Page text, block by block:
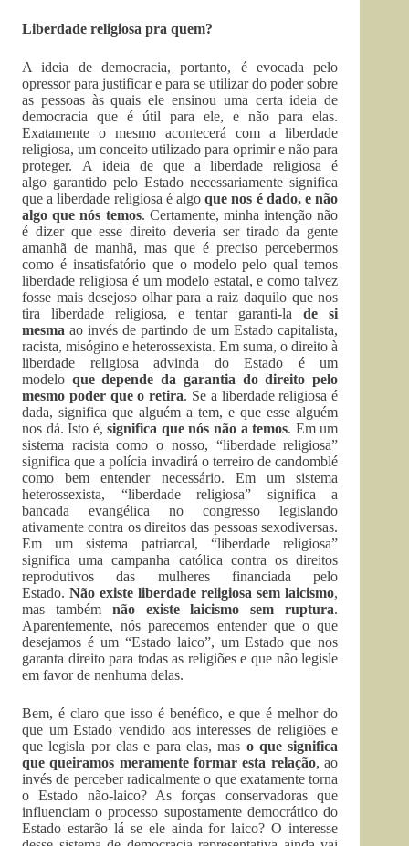
Liberdade religiosa pra quem?
A ideia de democracia, portanto, é evocada pelo
opressor para justificar e para se utilizar do poder sobre
as pessoas às quais ele ensinou uma certa ideia de
democracia que é útil para ele, e não para elas.
Exatamente o mesmo acontecerá com a liberdade
religiosa, um conceito utilizado para oprimir e não para
proteger. A ideia de que a liberdade religiosa é
algo garantido pelo Estado necessariamente significa
que a liberdade religiosa é algoque nos é dado, e não
algo que nós temos. Certamente, minha intenção não
é dizer que esse direito deveria ser tirado da gente
amanhã de manhã, mas que é preciso percebermos
como é insatisfatório que o modelo pelo qual temos
liberdade religiosa é um modelo estatal, e como talvez
fosse mais desejoso olhar para a raiz daquilo que nos
tira liberdade religiosa, e tentar garanti-lade si
mesma ao invés de partindo de um Estado capitalista,
racista, misógino e heterossexista. Em suma, o direito à
liberdade religiosa advinda do Estado é um
modelo que depende da garantia do direito pelo
mesmo poder que o retira. Se a liberdade religiosa é
dada, significa que alguém a tem, e que esse alguém
nos dá. Isto é,significa que nós não a temos. Em um
sistema racista como o nosso, “liberdade religiosa”
significa que a polícia invadirá o terreiro de candomblé
como bem entender necessário. Em um sistema
heterossexista, “liberdade religiosa” significa a
bancada evangélica no congresso legislando
ativamente contra os direitos das pessoas sexodiversas.
Em um sistema patriarcal, “liberdade religiosa”
significa uma campanha católica contra os direitos
reprodutivos das mulheres financiada pelo
Estado.Não existe liberdade religiosa sem laicismo,
mas também não existe laicismo sem ruptura.
Aparentemente, nós parecemos entender que o que
desejamos é um “Estado laico”, um Estado que nos
garanta direito para todas as religiões e que não legisle
em favor de nenhuma delas.
Bem, é claro que isso é benéfico, e que é melhor do
que um Estado vendido aos interesses de religiões e
que legisla por elas e para elas, mas o que significa
que queiramos meramente formar esta relação, ao
invés de perceber radicalmente o que exatamente torna
o Estado não-laico? As forças conservadoras que
influenciam o processo supostamente democrático do
Estado estarão lá se ele ainda for laico? O interesse